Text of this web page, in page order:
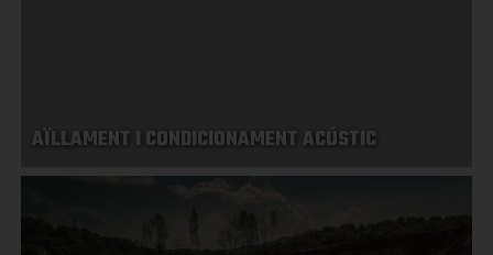
AÏLLAMENT I CONDICIONAMENT ACÚSTIC